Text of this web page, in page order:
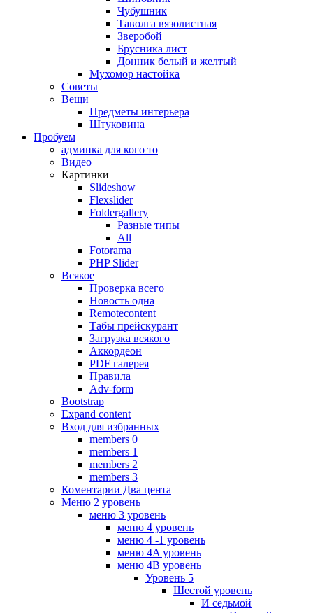
Чубушник
Таволга вязолистная
Зверобой
Брусника лист
Донник белый и желтый
Мухомор настойка
Советы
Вещи
Предметы интерьера
Штуковина
Пробуем
админка для кого то
Видео
Картинки
Slideshow
Flexslider
Foldergallery
Разные типы
All
Fotorama
PHP Slider
Всякое
Проверка всего
Новость одна
Remotecontent
Табы прейскурант
Загрузка всякого
Аккордеон
PDF галерея
Правила
Adv-form
Bootstrap
Expand content
Вход для избранных
members 0
members 1
members 2
members 3
Коментарии Два цента
Меню 2 уровень
меню 3 уровень
меню 4 уровень
меню 4 -1 уровень
меню 4A уровень
меню 4B уровень
Уровень 5
Шестой уровень
И седьмой